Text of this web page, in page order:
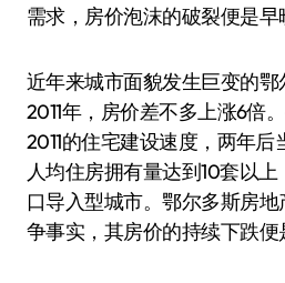
需求，房价泡沫的破裂便是早
近年来城市面貌发生巨变的
2011年，房价差不多上涨6倍
2011的住宅建设速度，两年
人均住房拥有量达到10套以
口导入型城市。鄂尔多斯房
争事实，其房价的持续下跌便